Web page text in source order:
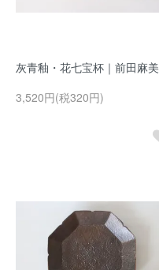
灰青釉・花七宝杯｜前田麻美
3,520円(税320円)